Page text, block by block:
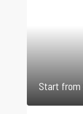
Start from